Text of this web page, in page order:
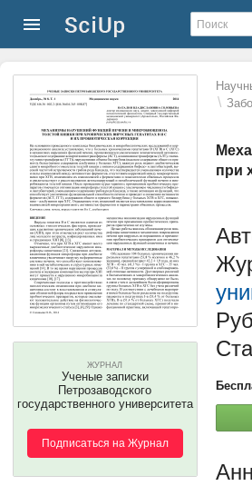
\
при
ЖУРНАЛ
Ученые записки
Петрозаводского
государственного университета
Подписаться на Журнал